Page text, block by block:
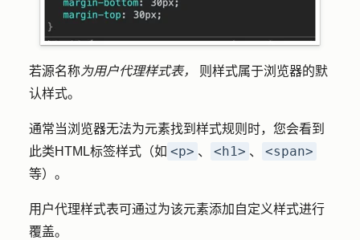
若源名称为用户代理样式表， 则样式属于浏览器的默
认样式。
通常当浏览器无法为元素找到样式规则时，您会看到
此类HTML标签样式（如 <p> 、 <h1> 、 <span>
等）。
用户代理样式表可通过为该元素添加自定义样式进行
覆盖。